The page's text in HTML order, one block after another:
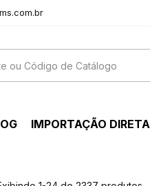
IMPORTAÇÃO DIRETA